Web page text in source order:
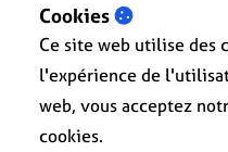
Cookies
Ce site web utilise des
l'expérience de
web, vous acceptez
cookies.